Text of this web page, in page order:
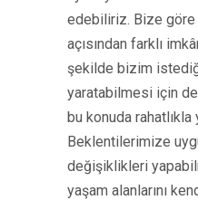
edebiliriz. Bize
açısından farklı
şekilde bizim
yaratabilmesi için
bu konuda
Beklentilerimize
değişiklikleri
yaşam alanlarını